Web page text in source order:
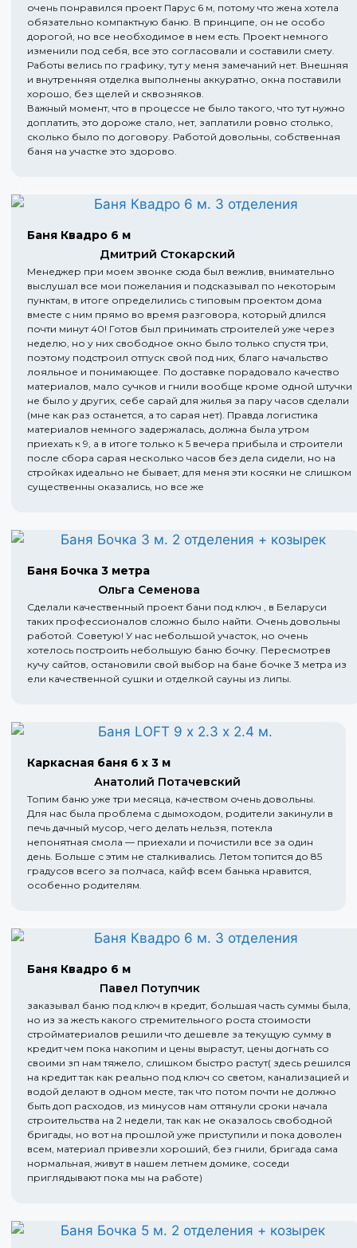
очень понравился проект Парус 6 м, потому что жена хотела
обязательно компактную баню. В принципе, он не особо
дорогой, но все необходимое в нем есть. Проект немного
изменили под себя, все это согласовали и составили смету.
Работы велись по графику, тут у меня замечаний нет. Внешняя
и внутренняя отделка выполнены аккуратно, окна поставили
хорошо, без щелей и сквозняков.
Важный момент, что в процессе не было такого, что тут нужно
доплатить, это дороже стало, нет, заплатили ровно столько,
сколько было по договору. Работой довольны, собственная
баня на участке это здорово.
Баня Квадро 6 м
Дмитрий Стокарский
Менеджер при моем звонке сюда был вежлив, внимательно
выслушал все мои пожелания и подсказывал по некоторым
пунктам, в итоге определились с типовым проектом дома
вместе с ним прямо во время разговора, который длился
почти минут 40! Готов был принимать строителей уже через
неделю, но у них свободное окно было только спустя три,
поэтому подстроил отпуск свой под них, благо начальство
лояльное и понимающее. По доставке порадовало качество
материалов, мало сучков и гнили вообще кроме одной штучки
не было у других, себе сарай для жилья за пару часов сделали
(мне как раз останется, а то сарая нет). Правда логистика
материалов немного задержалась, должна была утром
приехать к 9, а в итоге только к 5 вечера прибыла и строители
после сбора сарая несколько часов без дела сидели, но на
стройках идеально не бывает, для меня эти косяки не слишком
существенны оказались, но все же
Баня Бочка 3 метра
Ольга Семенова
Сделали качественный проект бани под ключ , в Беларуси
таких профессионалов сложно было найти. Очень довольны
работой. Советую! У нас небольшой участок, но очень
хотелось построить небольшую баню бочку. Пересмотрев
кучу сайтов, остановили свой выбор на бане бочке 3 метра из
ели качественной сушки и отделкой сауны из липы.
Каркасная баня 6 х 3 м
Анатолий Потачевский
Топим баню уже три месяца, качеством очень довольны.
Для нас была проблема с дымоходом, родители закинули в
печь дачный мусор, чего делать нельзя, потекла
непонятная смола — приехали и почистили все за один
день. Больше с этим не сталкивались. Летом топится до 85
градусов всего за полчаса, кайф всем банька нравится,
особенно родителям.
Баня Квадро 6 м
Павел Потупчик
заказывал баню под ключ в кредит, большая часть суммы была,
но из за жесть какого стремительного роста стоимости
стройматериалов решили что дешевле за текущую сумму в
кредит чем пока накопим и цены вырастут, цены догнать со
своими зп нам тяжело, слишком быстро растут( здесь решился
на кредит так как реально под ключ со светом, канализацией и
водой делают в одном месте, так что потом почти не должно
быть доп расходов, из минусов нам оттянули сроки начала
строительства на 2 недели, так как не оказалось свободной
бригады, но вот на прошлой уже приступили и пока доволен
всем, материал привезли хороший, без гнили, бригада сама
нормальная, живут в нашем летнем домике, соседи
приглядывают пока мы на работе)